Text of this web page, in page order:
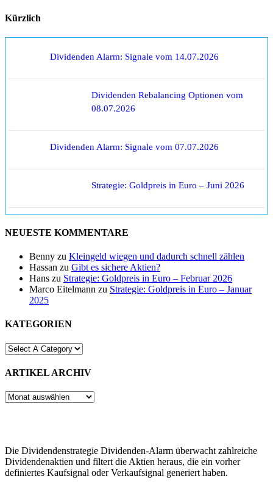
Kürzlich
Dividenden Alarm: Signale vom 14.07.2026
Dividenden Rebalancing Optionen vom
08.07.2026
Dividenden Alarm: Signale vom 07.07.2026
Strategie: Goldpreis in Euro – Juni 2026
NEUESTE KOMMENTARE
Benny zu Kleingeld wiegen und dadurch schnell zählen
Hassan zu Gibt es sichere Aktien?
Hans zu Strategie: Goldpreis in Euro – Februar 2026
Marco Eitelmann zu Strategie: Goldpreis in Euro – Januar
2025
KATEGORIEN
ARTIKEL ARCHIV
ARTIKEL
Die Dividendenstrategie Dividenden-Alarm überwacht zahlreiche
Dividendenaktien und filtert die Aktien heraus, die ein vorher
definiertes Kaufsignal oder Verkaufsignal generiert haben.